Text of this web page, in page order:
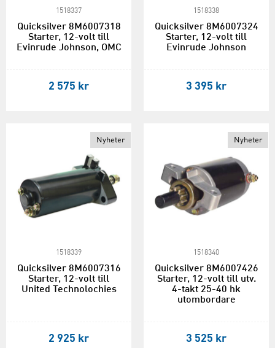
1518337
Quicksilver 8M6007318
Starter, 12-volt till
Evinrude Johnson, OMC
2 575 kr
1518338
Quicksilver 8M6007324
Starter, 12-volt till
Evinrude Johnson
3 395 kr
Nyheter
1518339
Quicksilver 8M6007316
Starter, 12-volt till
United Technolochies
2 925 kr
Nyheter
1518340
Quicksilver 8M6007426
Starter, 12-volt till utv.
4-takt 25-40 hk
utombordare
3 525 kr